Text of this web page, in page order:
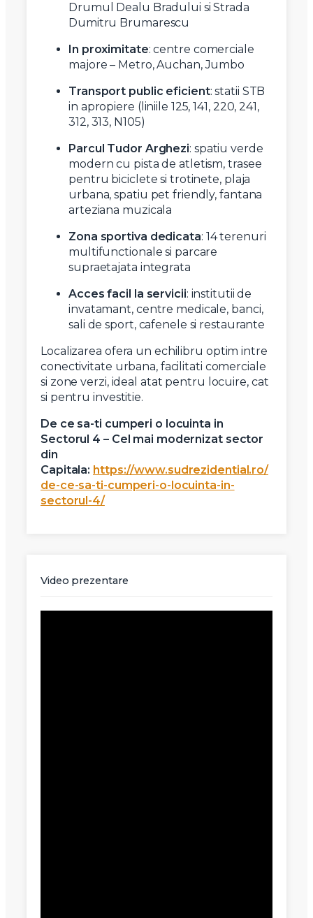
Drumul Dealu Bradului si Strada
Dumitru Brumarescu
In proximitate: centre comerciale
majore – Metro, Auchan, Jumbo
Transport public eficient: statii STB
in apropiere (liniile 125, 141, 220, 241,
312, 313, N105)
Parcul Tudor Arghezi: spatiu verde
modern cu pista de atletism, trasee
pentru biciclete si trotinete, plaja
urbana, spatiu pet friendly, fantana
arteziana muzicala
Zona sportiva dedicata: 14 terenuri
multifunctionale si parcare
supraetajata integrata
Acces facil la servicii: institutii de
invatamant, centre medicale, banci,
sali de sport, cafenele si restaurante
Localizarea ofera un echilibru optim intre
conectivitate urbana, facilitati comerciale
si zone verzi, ideal atat pentru locuire, cat
si pentru investitie.
De ce sa-ti cumperi o locuinta in
Sectorul 4 – Cel mai modernizat sector
din
Capitala: https://www.sudrezidential.ro/
de-ce-sa-ti-cumperi-o-locuinta-in-
sectorul-4/
Video prezentare